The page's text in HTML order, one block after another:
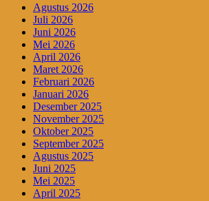
Agustus 2026
Juli 2026
Juni 2026
Mei 2026
April 2026
Maret 2026
Februari 2026
Januari 2026
Desember 2025
November 2025
Oktober 2025
September 2025
Agustus 2025
Juni 2025
Mei 2025
April 2025